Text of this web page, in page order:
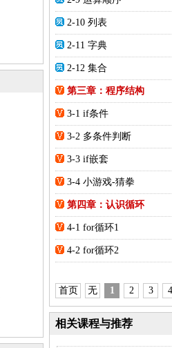
2-10 列表
2-11 字典
2-12 集合
第三章：程序结构
3-1 if条件
3-2 多条件判断
3-3 if嵌套
3-4 小游戏-猜拳
第四章：认识循环
4-1 for循环1
4-2 for循环2
首页 无 1 2 3 4
相关课程与推荐